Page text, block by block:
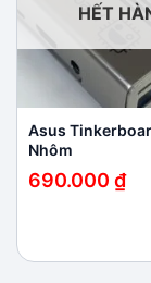
HẾT
Asus
Nhôm
690.000 ₫